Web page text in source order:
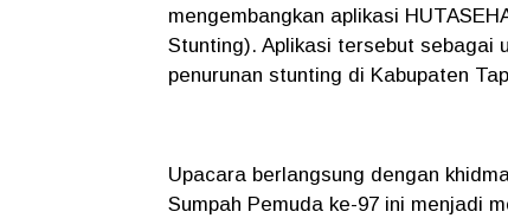
mengembangkan aplikasi
Stunting). Aplikasi tersebut sebagai
penurunan stunting di Kabupaten
Upacara berlangsung dengan
Sumpah Pemuda ke-97 ini menjadi